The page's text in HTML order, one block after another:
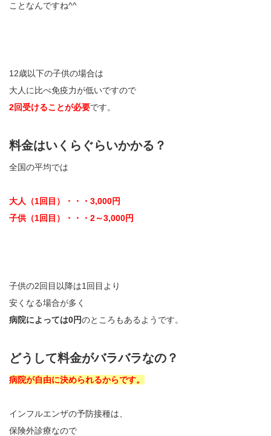
ことなんですね^^
12歳以下の子供の場合は
大人に比べ免疫力が低いですので
2回受けることが必要です。
料金はいくらぐらいかかる？
全国の平均では
大人（1回目）・・・3,000円
子供（1回目）・・・2～3,000円
子供の2回目以降は1回目より
安くなる場合が多く
病院によっては0円のところもあるようです。
どうして料金がバラバラなの？
病院が自由に決められるからです。
インフルエンザの予防接種は、
保険外診療なので